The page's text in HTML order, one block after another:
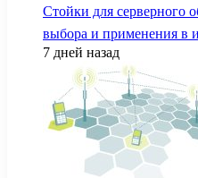
Стойки для серверного
выбора и применения в
7 дней назад